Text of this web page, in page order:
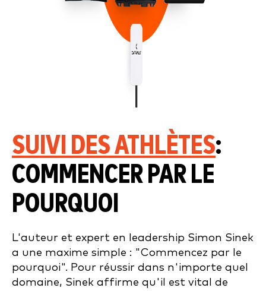
SUIVI DES ATHLÈTES:
COMMENCER PAR LE
POURQUOI
L'auteur et expert en leadership Simon Sinek
a une maxime simple : "Commencez par le
pourquoi". Pour réussir dans n'importe quel
domaine, Sinek affirme qu'il est vital de